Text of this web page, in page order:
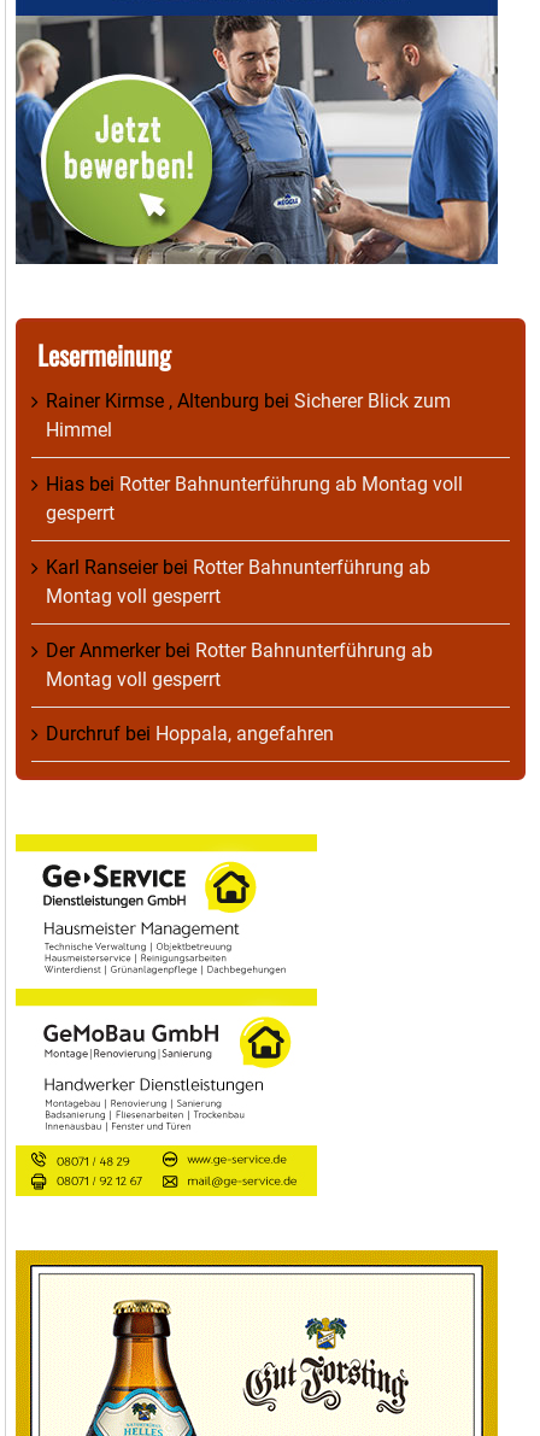
Lesermeinung
Rainer Kirmse , Altenburg bei Sicherer Blick zum
Himmel
Hias bei Rotter Bahnunterführung ab Montag voll
gesperrt
Karl Ranseierbei Rotter Bahnunterführung ab
Montag voll gesperrt
Der Anmerkerbei Rotter Bahnunterführung ab
Montag voll gesperrt
Durchruf bei Hoppala, angefahren